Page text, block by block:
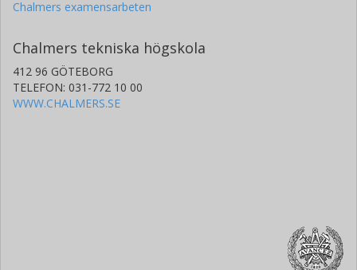
Chalmers examensarbeten
Chalmers tekniska högskola
412 96 GÖTEBORG
TELEFON: 031-772 10 00
WWW.CHALMERS.SE